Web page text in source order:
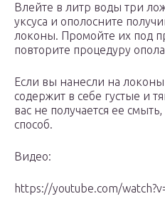
Влейте в литр воды три
уксуса и ополосните
локоны. Промойте их под
повторите процедуру
Если вы нанесли на локоны
содержит в себе густые и
вас не получается ее
способ.
Видео:
https://youtube.com/